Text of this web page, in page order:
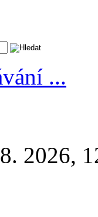
...
2026,